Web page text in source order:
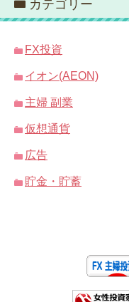
カテゴリー
FX投資
イオン(AEON)
主婦 副業
仮想通貨
広告
貯金・貯蓄